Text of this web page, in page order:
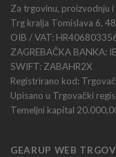
Za trgovinu, proizvodnju i
Trg kralja Tomislava 6,
OIB / VAT:
ZAGREBAČKA BANKA:
SWIFT: ZABAHR2X
Registrirano kod:
Upisano u Trgovački
Temeljni kapital
GEARUP WEB